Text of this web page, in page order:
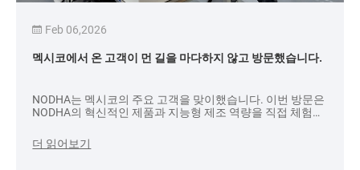
Feb 06,2026
멕시코에서 온 고객이 먼 길을 마다하지 않고 방문했습니다.
NODHA는 멕시코의 주요 고객을 맞이했습니다. 이번 방문은
NODHA의 혁신적인 제품과 지능형 제조 역량을 직접 체험하
공장을 방문하여 상세하고 알찬 투어와 의견 교환 시간을 가
졌습니다.
더 읽어보기